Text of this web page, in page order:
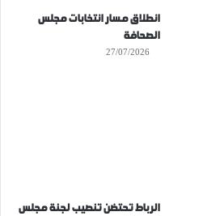
انطلاق مسار انتخابات مجلس
الصحافة
27/07/2026
الرباط تحتضن تنصيب لجنة مجلس